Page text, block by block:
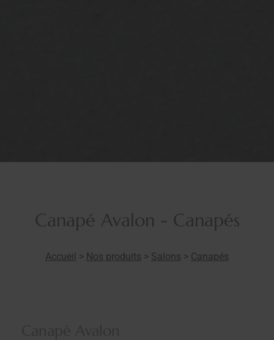
Canapé Avalon - Canapés
Accueil > Nos produits > Salons > Canapés